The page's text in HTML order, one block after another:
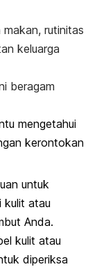
rutinitas
keluarga
beragam
mengetahui
kerontokan
untuk
kulit atau
Anda.
kulit atau
diperiksa